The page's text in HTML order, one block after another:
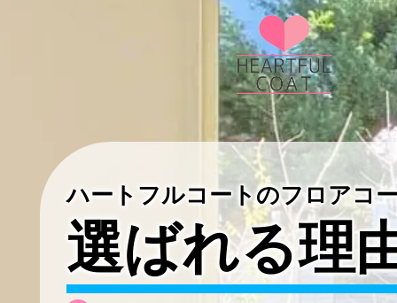
ハートフルコートのフロアコ
選ばれる理